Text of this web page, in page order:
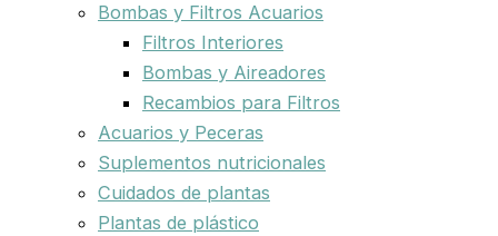
Bombas y Filtros Acuarios
Filtros Interiores
Bombas y Aireadores
Recambios para Filtros
Acuarios y Peceras
Suplementos nutricionales
Cuidados de plantas
Plantas de plástico